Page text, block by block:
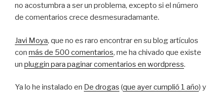
no acostumbra a ser un problema, excepto si el número
de comentarios crece desmesuradamante.
Javi Moya, que no es raro encontrar en su blog artículos
con más de 500 comentarios, me ha chivado que existe
un pluggin para paginar comentarios en wordpress.
Ya lo he instalado en De drogas (que ayer cumplió 1 año) y